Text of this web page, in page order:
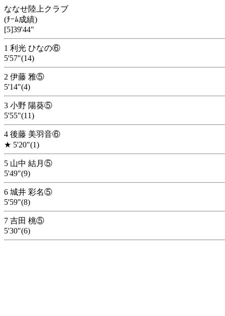
ななせ陸上クラブ
(ﾁｰﾑ成績)
[5]39'44"
1 利光 ひなの⑥
5'57"(14)
2 伊藤 雅⑤
5'14"(4)
3 小野 陽葵⑤
5'55"(11)
4 後藤 美羽音⑥
★ 5'20"(1)
5 山中 結月⑤
5'49"(9)
6 城井 彩名⑤
5'59"(8)
7 吉田 桃⑤
5'30"(6)